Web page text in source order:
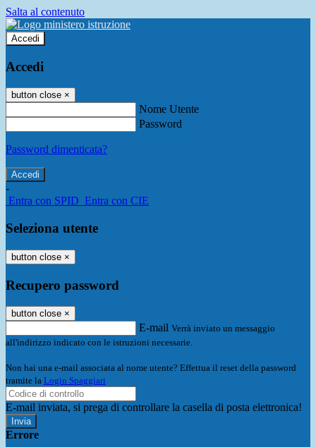
Salta al contenuto
Accedi
Accedi
button close ×
Nome Utente
Password
Password dimenticata?
-
Entra con SPID Entra con CIE
Seleziona utente
button close ×
Recupero password
button close ×
E-mail Verrà inviato un messaggio
all'indirizzo indicato con le istruzioni necessarie.
Non hai una e-mail associata al nome utente? Effettua il reset della password
tramite la Login Spaggiari
E-mail inviata, si prega di controllare la casella di posta elettronica!
Errore